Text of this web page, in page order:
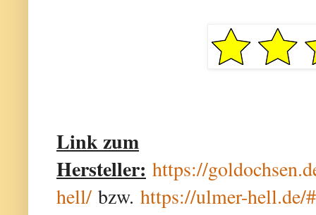
Link zum
Hersteller: https://
hell/ bzw. https://ulmer-hell.de/